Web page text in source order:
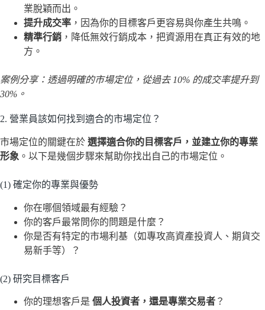
業脫穎而出。
提升成交率 ，因為你的目標客戶更容易與你產生共鳴。
精準行銷 ，降低無效行銷成本，把資源用在真正有效的地
方。
案例分享：透過明確的市場定位，從過去 10% 的成交率提升到
30%。
2. 營業員該如何找到適合的市場定位？
市場定位的關鍵在於 選擇適合你的目標客戶，並建立你的專業
形象 。以下是幾個步驟來幫助你找出自己的市場定位。
(1) 確定你的專業與優勢
你在哪個領域最有經驗？
你的客戶最常問你的問題是什麼？
你是否有特定的市場利基（如專攻高資產投資人、期貨交
易新手等）？
(2) 研究目標客戶
你的理想客戶是 個人投資者，還是專業交易者 ？